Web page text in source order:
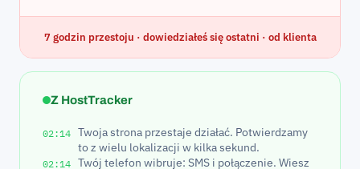
7 godzin przestoju · dowiedziałeś się ostatni · od klienta
Z HostTracker
02:14 Twoja strona przestaje działać. Potwierdzamy
to z wielu lokalizacji w kilka sekund.
02:14 Twój telefon wibruje: SMS i połączenie. Wiesz